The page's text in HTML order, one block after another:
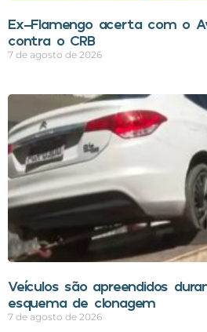
Ex-Flamengo acerta com o
contra o CRB
7 de agosto de 2026
Veículos são apreendidos
esquema de clonagem
7 de agosto de 2026